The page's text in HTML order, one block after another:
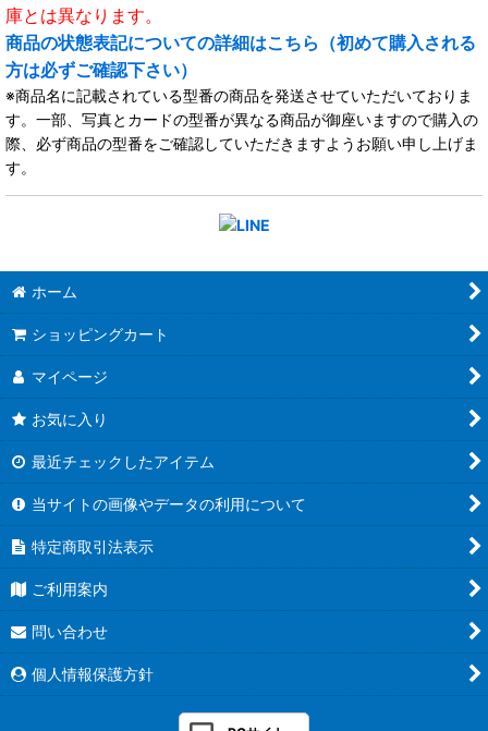
庫とは異なります。
商品の状態表記についての詳細はこちら（初めて購入される
方は必ずご確認下さい）
※商品名に記載されている型番の商品を発送させていただいておりま
す。一部、写真とカードの型番が異なる商品が御座いますので購入の
際、必ず商品の型番をご確認していただきますようお願い申し上げま
す。
ホーム
ショッピングカート
マイページ
お気に入り
最近チェックしたアイテム
当サイトの画像やデータの利用について
特定商取引法表示
ご利用案内
問い合わせ
個人情報保護方針